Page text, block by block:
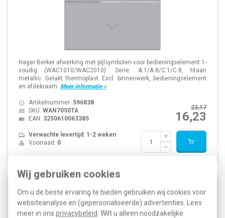
Wij gebruiken cookies
Om u de beste ervaring te bieden gebruiken wij cookies voor
websiteanalyse en (gepersonaliseerde) advertenties. Lees
meer in ons privacybeleid. Wilt u alleen noodzakelijke
Hager Berker afwerking met pijlsymbolen voor bedieningselement 1-
voudig (WAC1010/WAC2010). Serie: A.1/A.8/C.1/C.8, titaan
metallic. Gelakt thermoplast. Excl. binnenwerk, bedieningselement
en afdekraam. Meer informatie »
23,17
16,23
Artikelnummer: 596838
SKU: WAN7050TA
EAN: 3250610063385
Verwachte levertijd: 1-2 weken
Voorraad: 0
Hager Berker WAN7010TA knop met controlevenster
voor bedieningselement 1-voudig A1/A8/C1/C8
titaan